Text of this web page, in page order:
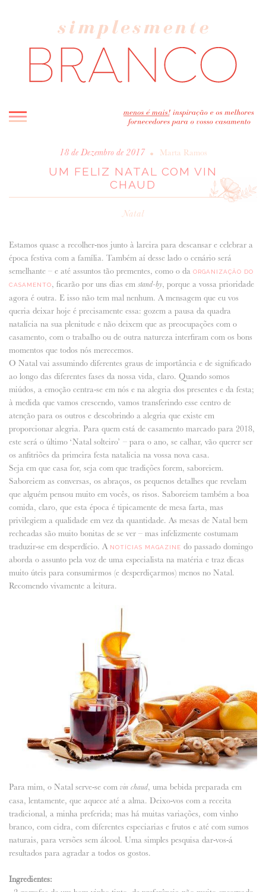
INICIO
BLOG
MELHOR INSPIRAÇÃO
CASAVA-ME AQUI!
FORNECEDORES RECOMENDADOS
ANUNCIE CONNOSCO
18 de Dezembro de 2017 • Marta Ramos
UM FELIZ NATAL COM VIN
CHAUD
Natal
Estamos quase a recolher-nos junto à lareira para descansar e celebrar a
época festiva com a família. Também aí desse lado o cenário será
semelhante – e até assuntos tão prementes, como o da ORGANIZAÇÃO DO
CASAMENTO, ficarão por uns dias em stand-by, porque a vossa prioridade
agora é outra. E isso não tem mal nenhum. A mensagem que eu vos
queria deixar hoje é precisamente essa: gozem a pausa da quadra
natalícia na sua plenitude e não deixem que as preocupações com o
casamento, com o trabalho ou de outra natureza interfiram com os bons
momentos que todos nós merecemos.
O Natal vai assumindo diferentes graus de importância e de significado
ao longo das diferentes fases da nossa vida, claro. Quando somos
miúdos, a emoção centra-se em nós e na alegria dos presentes e da festa;
à medida que vamos crescendo, vamos transferindo esse centro de
atenção para os outros e descobrindo a alegria que existe em
proporcionar alegria. Para quem está de casamento marcado para 2018,
este será o último ‘Natal solteiro’ – para o ano, se calhar, vão querer ser
os anfitriões da primeira festa natalícia na vossa nova casa.
Seja em que casa for, seja com que tradições forem, saboreiem.
Saboreiem as conversas, os abraços, os pequenos detalhes que revelam
que alguém pensou muito em vocês, os risos. Saboreiem também a boa
comida, claro, que esta época é tipicamente de mesa farta, mas
privilegiem a qualidade em vez da quantidade. As mesas de Natal bem
recheadas são muito bonitas de se ver – mas infelizmente costumam
traduzir-se em desperdício. A NOTÍCIAS MAGAZINE do passado domingo
aborda o assunto pela voz de uma especialista na matéria e traz dicas
muito úteis para consumirmos (e desperdiçarmos) menos no Natal.
Recomendo vivamente a leitura.
Para mim, o Natal serve-se com vin chaud, uma bebida preparada em
casa, lentamente, que aquece até a alma. Deixo-vos com a receita
tradicional, a minha preferida; mas há muitas variações, com vinho
branco, com cidra, com diferentes especiarias e frutos e até com sumos
naturais, para versões sem álcool. Uma simples pesquisa dar-vos-á
resultados para agradar a todos os gostos.
Ingredientes: